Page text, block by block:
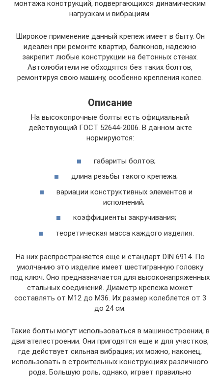
монтажа конструкций, подвергающихся динамическим
нагрузкам и вибрациям.
Широкое применение данный крепеж имеет в быту. Он
идеален при ремонте квартир, балконов, надежно
закрепит любые конструкции на бетонных стенах.
Автолюбители не обходятся без таких болтов,
ремонтируя свою машину, особенно крепления колес.
Описание
На высокопрочные болты есть официальный
действующий ГОСТ 52644-2006. В данном акте
нормируются:
габариты болтов;
длина резьбы такого крепежа;
вариации конструктивных элементов и
исполнений;
коэффициенты закручивания;
теоретическая масса каждого изделия.
На них распространяется еще и стандарт DIN 6914. По
умолчанию это изделие имеет шестигранную головку
под ключ. Оно предназначается для высоконапряженных
стальных соединений. Диаметр крепежа может
составлять от М12 до М36. Их размер колеблется от 3
до 24 см.
Такие болты могут использоваться в машиностроении, в
двигателестроении. Они пригодятся еще и для участков,
где действует сильная вибрация; их можно, наконец,
использовать в строительных конструкциях различного
рода. Большую роль, однако, играет правильно